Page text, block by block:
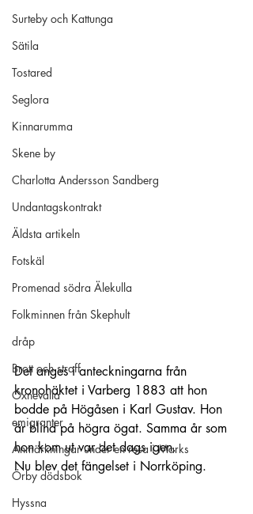
Surteby och Kattunga
Sätila
Tostared
Seglora
Kinnarumma
Skene by
Charlotta Andersson Sandberg
Undantagskontrakt
Äldsta artikeln
Fotskäl
Promenad södra Älekulla
Folkminnen från Skephult
dråp
Brott och straff
Öxnevalla
emigranter
Anmärkningar under en resa i Marks
Örby dödsbok
Hyssna
Det anges i anteckningarna från
kronohäktet i Varberg 1883 att hon
bodde på Högåsen i Karl Gustav. Hon
är blind på högra ögat. Samma år som
hon kom ut var det dags igen.
Nu blev det fängelset i Norrköping.